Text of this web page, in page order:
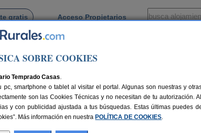
gratis Acceso Propietarios
SOBRE COOKIES
Temprado Casas.
smartphone o tablet al visitar el portal. Algunas son nuestras y
son las Cookies Técnicas y no necesitan de tu autorización.
y con publicidad ajustada a tus búsquedas. Estas últimas puedes
Más información en nuestra POLÍTICA DE COOKIES.